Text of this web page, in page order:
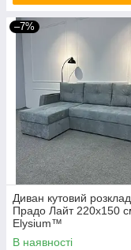
–7%
Диван кутовий
Прадо Лайт 220х150
Elysium™
В наявності